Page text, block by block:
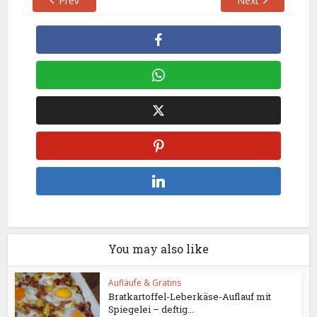
You may also like
Aufläufe & Gratins
Bratkartoffel-Leberkäse-Auflauf mit
Spiegelei – deftig...